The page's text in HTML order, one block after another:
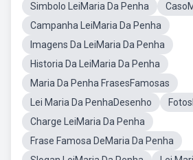
Simbolo LeiMaria Da Penha
Campanha LeiMaria Da Penha
Imagens Da LeiMaria Da Penha
Historia Da LeiMaria Da Penha
Maria Da Penha FrasesFamosas
Lei Maria Da PenhaDesenho
Charge LeiMaria Da Penha
Frase Famosa DeMaria Da Penha